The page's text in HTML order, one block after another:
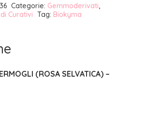
Categorie: Gemmoderivati,
Curativi Tag: Biokyma
(ROSA SELVATICA) –